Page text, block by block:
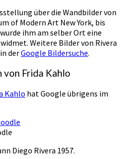
über die Wandbilder von
of Modern Art New York, bis
ihm am selber Ort eine
Weitere Bilder von Rivera
derGoogle Bildersuche.
von Frida Kahlo
Kahlo hat Google übrigens im
Diego Rivera 1957.